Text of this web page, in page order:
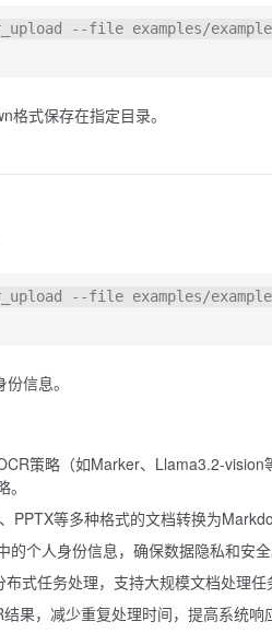
式保存在指定目录。
信息。
策略（如Marker、Llama3.2-
PPTX等多种格式的文档转换为
的个人身份信息，确保数据隐私和安全
式任务处理，支持大规模文档处理任
果，减少重复处理时间，提高系统响